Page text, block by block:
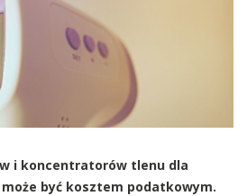
i koncentratorów tlenu dla
być kosztem podatkowym.